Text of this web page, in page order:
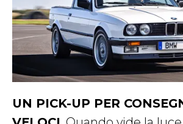
UN PICK-UP PER